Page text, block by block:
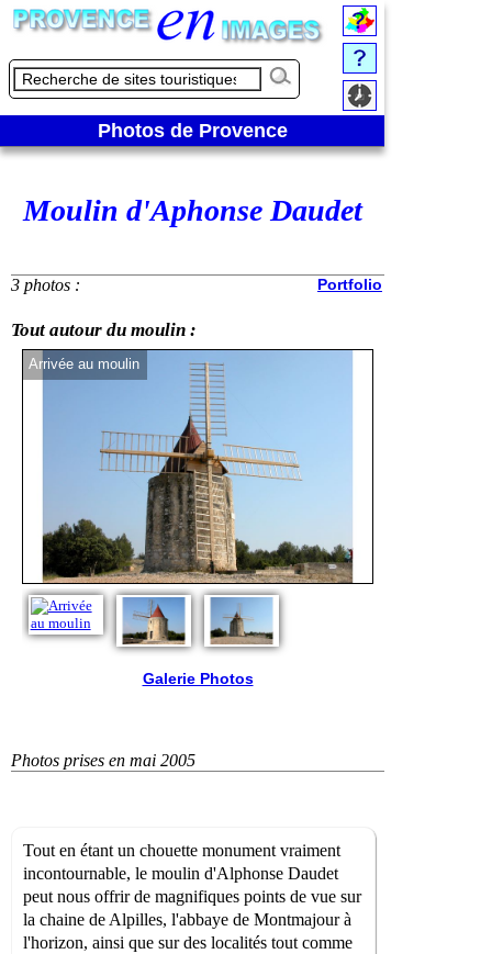
Photos de Provence
Moulin d'Aphonse Daudet
3 photos : Portfolio
Tout autour du moulin :
Arrivée au moulin
Galerie Photos
Photos prises en mai 2005
Tout en étant un chouette monument vraiment
incontournable, le moulin d'Alphonse Daudet
peut nous offrir de magnifiques points de vue sur
la chaine de Alpilles, l'abbaye de Montmajour à
l'horizon, ainsi que sur des localités tout comme